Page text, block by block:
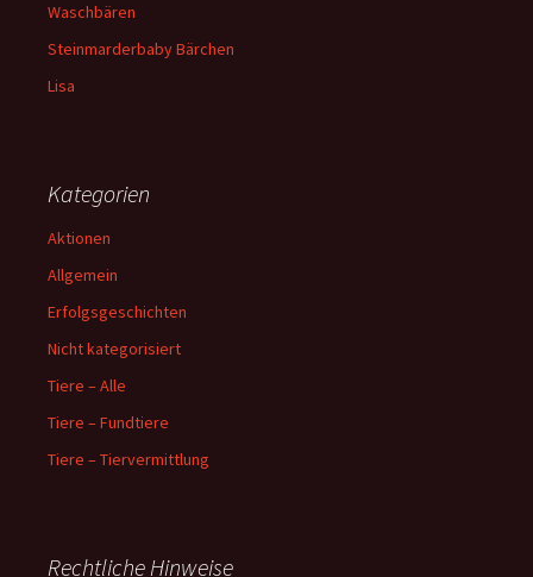
Waschbären
Steinmarderbaby Bärchen
Lisa
Kategorien
Aktionen
Allgemein
Erfolgsgeschichten
Nicht kategorisiert
Tiere – Alle
Tiere – Fundtiere
Tiere – Tiervermittlung
Rechtliche Hinweise